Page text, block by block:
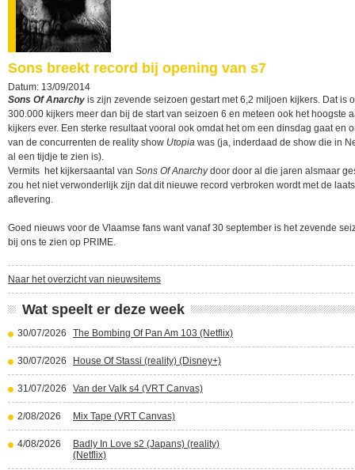
Sons breekt record bij opening van s7
Datum: 13/09/2014
Sons Of Anarchy is zijn zevende seizoen gestart met 6,2 miljoen kijkers. Dat is
300.000 kijkers meer dan bij de start van seizoen 6 en meteen ook het hoogste
kijkers ever. Een sterke resultaat vooral ook omdat het om een dinsdag gaat en
van de concurrenten de reality show Utopia was (ja, inderdaad de show die in
al een tijdje te zien is).
Vermits het kijkersaantal van Sons Of Anarchydoor door al die jaren alsmaar
zou het niet verwonderlijk zijn dat dit nieuwe record verbroken wordt met de
aflevering.
Goed nieuws voor de Vlaamse fans want vanaf 30 september is het zevende
bij ons te zien op PRIME.
Naar het overzicht van nieuwsitems
Wat speelt er deze week
30/07/2026 The Bombing Of Pan Am 103 (Netflix)
30/07/2026 House Of Stassi (reality) (Disney+)
31/07/2026 Van der Valk s4 (VRT Canvas)
2/08/2026 Mix Tape (VRT Canvas)
4/08/2026
Badly In Love s2 (Japans) (reality)
(Netflix)